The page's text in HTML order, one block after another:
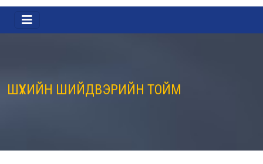
ШҮҮХИЙН ШИЙДВЭРИЙН ТОЙМ